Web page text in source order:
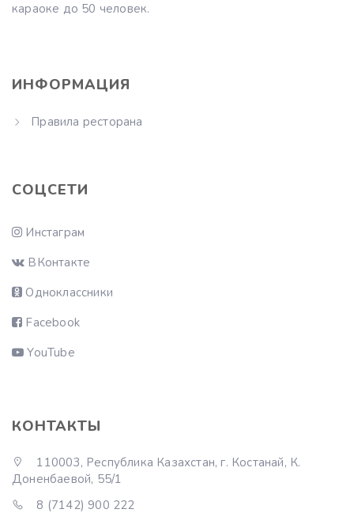
караоке до 50 человек.
ИНФОРМАЦИЯ
Правила ресторана
СОЦСЕТИ
Инстаграм
ВКонтакте
Одноклассники
Facebook
YouTube
КОНТАКТЫ
110003, Республика Казахстан, г. Костанай, К.
Доненбаевой, 55/1
8 (7142) 900 222